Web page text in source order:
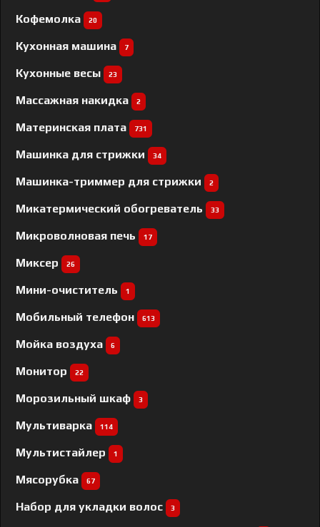
Кофемолка 20
Кухонная машина 7
Кухонные весы 23
Массажная накидка 2
Материнская плата 731
Машинка для стрижки 34
Машинка-триммер для стрижки 2
Микатермический обогреватель 33
Микроволновая печь 17
Миксер 26
Мини-очиститель 1
Мобильный телефон 613
Мойка воздуха 6
Монитор 22
Морозильный шкаф 3
Мультиварка 114
Мультистайлер 1
Мясорубка 67
Набор для укладки волос 3